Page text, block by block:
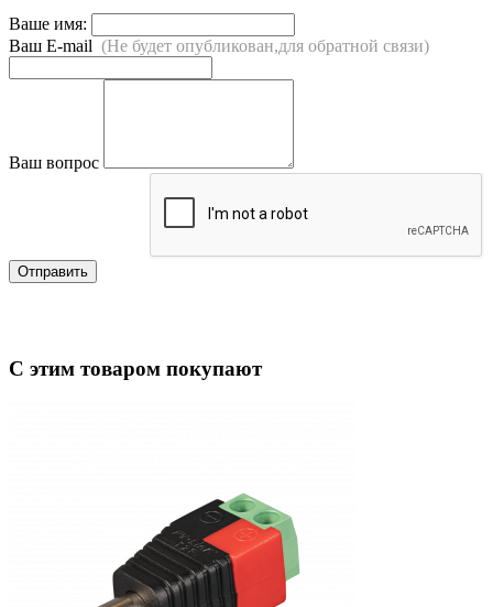
Ваше имя:
Ваш E-mail (Не будет опубликован,для обратной связи)
Ваш вопрос
Отправить
С этим товаром покупают